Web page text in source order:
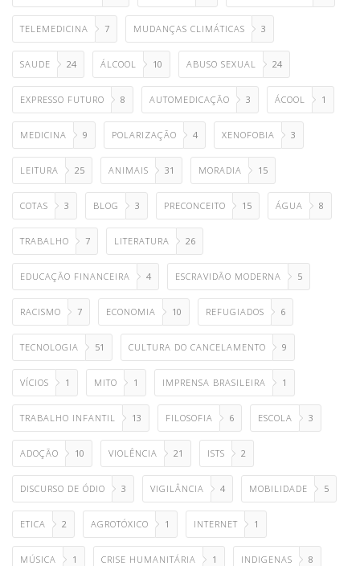
TELEMEDICINA 7 MUDANÇAS CLIMÁTICAS 3
SAUDE 24 ÁLCOOL 10 ABUSO SEXUAL 24
EXPRESSO FUTURO 8 AUTOMEDICAÇÃO 3 ÁCOOL 1
MEDICINA 9 POLARIZAÇÃO 4 XENOFOBIA 3
LEITURA 25 ANIMAIS 31 MORADIA 15
COTAS 3 BLOG 3 PRECONCEITO 15 ÁGUA 8
TRABALHO 7 LITERATURA 26
EDUCAÇÃO FINANCEIRA 4 ESCRAVIDÃO MODERNA 5
RACISMO 7 ECONOMIA 10 REFUGIADOS 6
TECNOLOGIA 51 CULTURA DO CANCELAMENTO 9
VÍCIOS 1 MITO 1 IMPRENSA BRASILEIRA 1
TRABALHO INFANTIL 13 FILOSOFIA 6 ESCOLA 3
ADOÇÃO 10 VIOLÊNCIA 21 ISTS 2
DISCURSO DE ÓDIO 3 VIGILÂNCIA 4 MOBILIDADE 5
ETICA 2 AGROTÓXICO 1 INTERNET 1
MÚSICA 1 CRISE HUMANITÁRIA 1 INDIGENAS 8